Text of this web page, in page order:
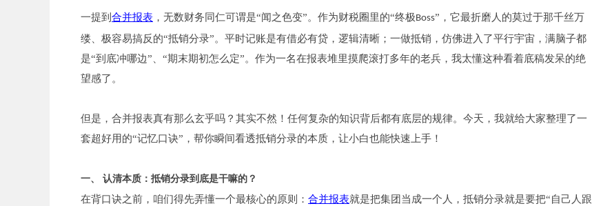
一提到 合并报表 ，无数财务同仁可谓是“闻之色变”。作为财税圈里的“终极Boss”，它最折磨人的莫过于那千丝万
缕、极容易搞反的“抵销分录”。平时记账是有借必有贷，逻辑清晰；一做抵销，仿佛进入了平行宇宙，满脑子都
是“到底冲哪边”、“期末期初怎么定”。作为一名在报表堆里摸爬滚打多年的老兵，我太懂这种看着底稿发呆的绝
望感了。
但是，合并报表真有那么玄乎吗？其实不然！任何复杂的知识背后都有底层的规律。今天，我就给大家整理了一
套超好用的“记忆口诀”，帮你瞬间看透抵销分录的本质，让小白也能快速上手！
一、 认清本质：抵销分录到底是干嘛的？
在背口诀之前，咱们得先弄懂一个最核心的原则： 合并报表就是把集团当成一个人，抵销分录就是要把“自己人跟